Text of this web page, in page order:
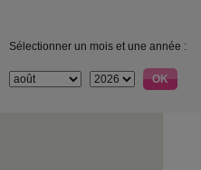
Sélectionner un mois et une année :